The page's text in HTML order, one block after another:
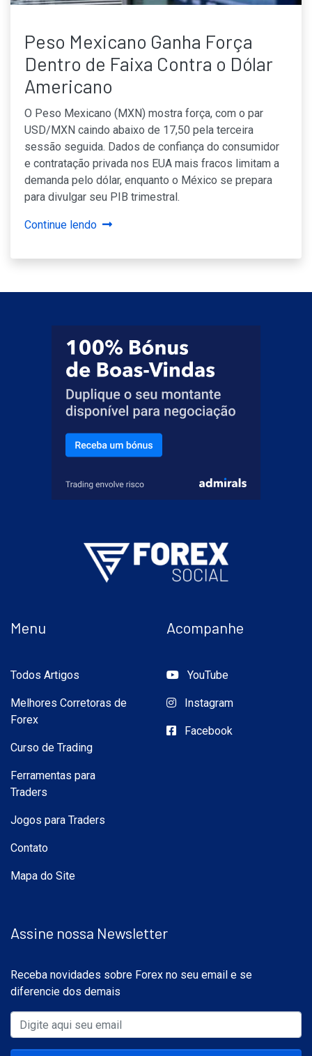
Peso Mexicano Ganha Força
Dentro de Faixa Contra o Dólar
Americano
O Peso Mexicano (MXN) mostra força, com o par
USD/MXN caindo abaixo de 17,50 pela terceira
sessão seguida. Dados de confiança do consumidor
e contratação privada nos EUA mais fracos limitam a
demanda pelo dólar, enquanto o México se prepara
para divulgar seu PIB trimestral.
Continue lendo
Menu
Todos Artigos
Melhores Corretoras de
Forex
Curso de Trading
Ferramentas para
Traders
Jogos para Traders
Contato
Mapa do Site
Acompanhe
YouTube
Instagram
Facebook
Assine nossa Newsletter
Receba novidades sobre Forex no seu email e se
diferencie dos demais